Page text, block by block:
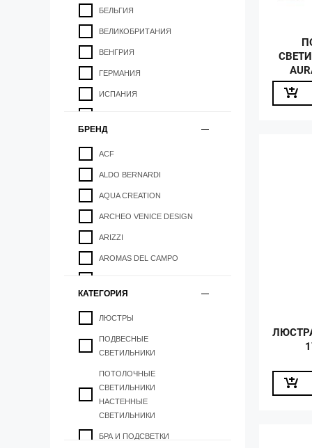
БЕЛЬГИЯ
ВЕЛИКОБРИТАНИЯ
ВЕНГРИЯ
ГЕРМАНИЯ
ИСПАНИЯ
КАНАДА
НИДЕРЛАНДЫ
ПОЛЬША
ПОРТУГАЛИЯ
США
ФИНЛЯНДИЯ
ФРАНЦИЯ
БРЕНД
ACF
ALDO BERNARDI
AQUA CREATION
ARCHEO VENICE DESIGN
ARIZZI
AROMAS DEL CAMPO
ARTERIORS
ARTESANIA JOALPA
AXO LIGHT
B.LUX
КАТЕГОРИЯ
ЛЮСТРЫ
ПОДВЕСНЫЕ
СВЕТИЛЬНИКИ
ПОТОЛОЧНЫЕ
СВЕТИЛЬНИКИ
НАСТЕННЫЕ
СВЕТИЛЬНИКИ
БРА И ПОДСВЕТКИ
ЛЮСТРА